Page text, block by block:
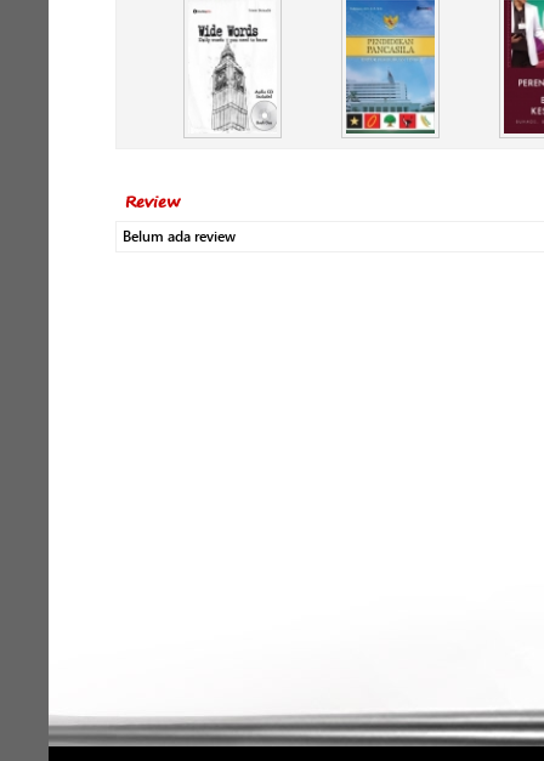
Review
Belum ada review